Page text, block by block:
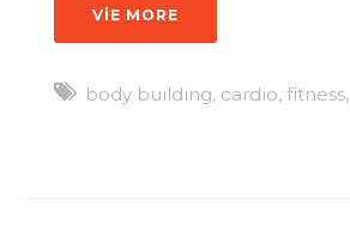
VIE MORE
body building, cardio, fitness,